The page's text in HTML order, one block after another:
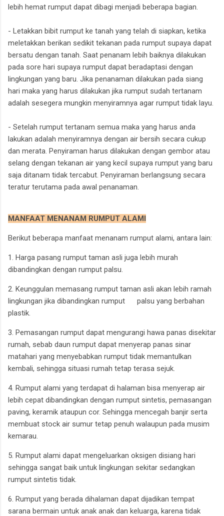
lebih hemat rumput dapat dibagi menjadi beberapa bagian.
- Letakkan bibit rumput ke tanah yang telah di siapkan, ketika
meletakkan berikan sedikit tekanan pada rumput supaya dapat
bersatu dengan tanah. Saat penanam lebih baiknya dilakukan
pada sore hari supaya rumput dapat beradaptasi dengan
lingkungan yang baru. Jika penanaman dilakukan pada siang
hari maka yang harus dilakukan jika rumput sudah tertanam
adalah sesegera mungkin menyiramnya agar rumput tidak layu.
- Setelah rumput tertanam semua maka yang harus anda
lakukan adalah menyiramnya dengan air bersih secara cukup
dan merata. Penyiraman harus dilakukan dengan gembor atau
selang dengan tekanan air yang kecil supaya rumput yang baru
saja ditanam tidak tercabut. Penyiraman berlangsung secara
teratur terutama pada awal penanaman.
MANFAAT MENANAM RUMPUT ALAMI
Berikut beberapa manfaat menanam rumput alami, antara lain:
1. Harga pasang rumput taman asli juga lebih murah
dibandingkan dengan rumput palsu.
2. Keunggulan memasang rumput taman asli akan lebih ramah
lingkungan jika dibandingkan rumput palsu yang berbahan
plastik.
3. Pemasangan rumput dapat mengurangi hawa panas disekitar
rumah, sebab daun rumput dapat menyerap panas sinar
matahari yang menyebabkan rumput tidak memantulkan
kembali, sehingga situasi rumah tetap terasa sejuk.
4. Rumput alami yang terdapat di halaman bisa menyerap air
lebih cepat dibandingkan dengan rumput sintetis, pemasangan
paving, keramik ataupun cor. Sehingga mencegah banjir serta
membuat stock air sumur tetap penuh walaupun pada musim
kemarau.
5. Rumput alami dapat mengeluarkan oksigen disiang hari
sehingga sangat baik untuk lingkungan sekitar sedangkan
rumput sintetis tidak.
6. Rumput yang berada dihalaman dapat dijadikan tempat
sarana bermain untuk anak anak dan keluarga, karena tidak